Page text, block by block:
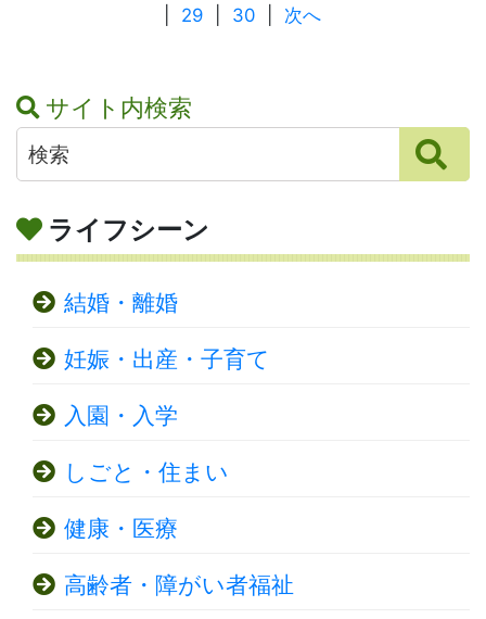
29 30 次へ
サイト内検索
ライフシーン
結婚・離婚
妊娠・出産・子育て
入園・入学
しごと・住まい
健康・医療
高齢者・障がい者福祉